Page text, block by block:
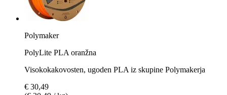
Polymaker
PolyLite PLA oranžna
Visokokakovosten, ugoden PLA iz skupine Polymakerja
€ 30,49